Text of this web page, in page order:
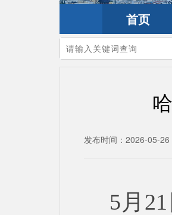
首页
您的当前位置：首页>要闻动态
发布时间：2026-05-
5月